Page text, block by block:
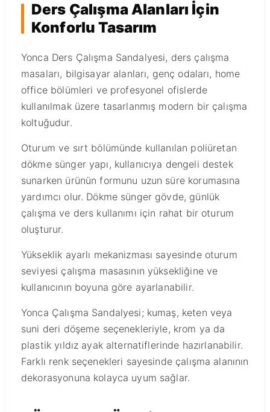
Ders Çalışma Alanları İçin
Konforlu Tasarım
Yonca Ders Çalışma Sandalyesi, ders çalışma
masaları, bilgisayar alanları, genç odaları, home
office bölümleri ve profesyonel ofislerde
kullanılmak üzere tasarlanmış modern bir çalışma
koltuğudur.
Oturum ve sırt bölümünde kullanılan poliüretan
dökme sünger yapı, kullanıcıya dengeli destek
sunarken ürünün formunu uzun süre korumasına
yardımcı olur. Dökme sünger gövde, günlük
çalışma ve ders kullanımı için rahat bir oturum
oluşturur.
Yükseklik ayarlı mekanizması sayesinde oturum
seviyesi çalışma masasının yüksekliğine ve
kullanıcının boyuna göre ayarlanabilir.
Yonca Çalışma Sandalyesi; kumaş, keten veya
suni deri döşeme seçenekleriyle, krom ya da
plastik yıldız ayak alternatiflerinde hazırlanabilir.
Farklı renk seçenekleri sayesinde çalışma alanının
dekorasyonuna kolayca uyum sağlar.